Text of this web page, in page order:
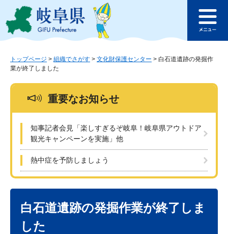
ジ
ュ
このページの本文へ
ュ
トップページ > 組織でさがす > 文化財保護センター > 白石道遺跡の発掘作
業が終了しました
重要なお知らせ
知事記者会見「楽しすぎるぞ岐阜！岐阜県アウトドア
観光キャンペーンを実施」他
熱中症を予防しましょう
白石道遺跡の発掘作業が終了しま
した